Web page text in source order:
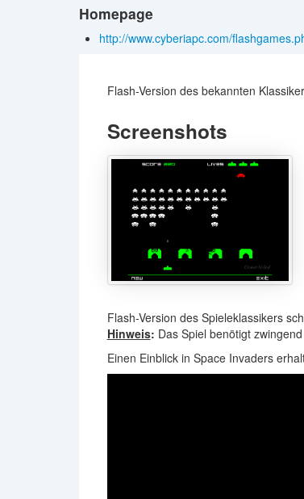
Homepage
http://www.cyberiapc.com/
Flash-Version des bekannten
Screenshots
Flash-Version des Spieleklassikers
Hinweis: Das Spiel benötigt
Einen Einblick in Space Invaders